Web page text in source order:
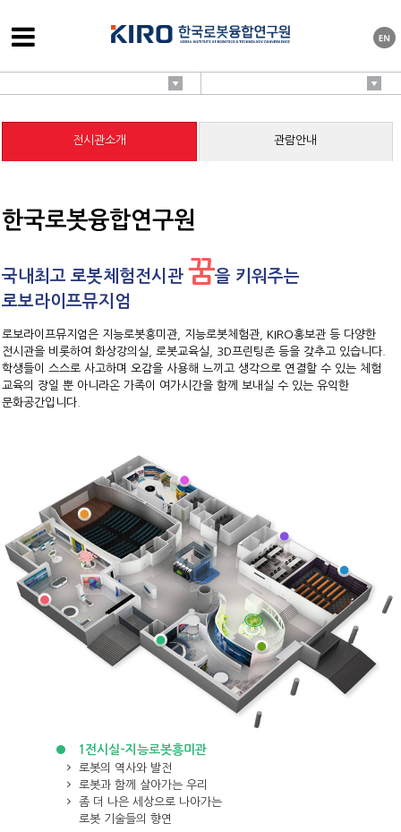
전시관소개 관람안내
한국로봇융합연구원
국내최고 로봇체험전시관 꿈을 키워주는
로보라이프뮤지엄
로보라이프뮤지엄은 지능로봇흥미관, 지능로봇체험관, KIRO홍보관 등 다양한
전시관을 비롯하여 화상강의실, 로봇교육실, 3D프린팅존 등을 갖추고 있습니다.
학생들이 스스로 사고하며 오감을 사용해 느끼고 생각으로 연결할 수 있는 체험
교육의 장일 뿐 아니라온 가족이 여가시간을 함께 보내실 수 있는 유익한
문화공간입니다.
1전시실-지능로봇흥미관
로봇의 역사와 발전
로봇과 함께 살아가는 우리
좀 더 나은 세상으로 나아가는
로봇 기술들의 향연